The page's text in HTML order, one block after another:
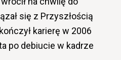
się z Przyszłością
karierę w 2006
po debiucie w kadrze